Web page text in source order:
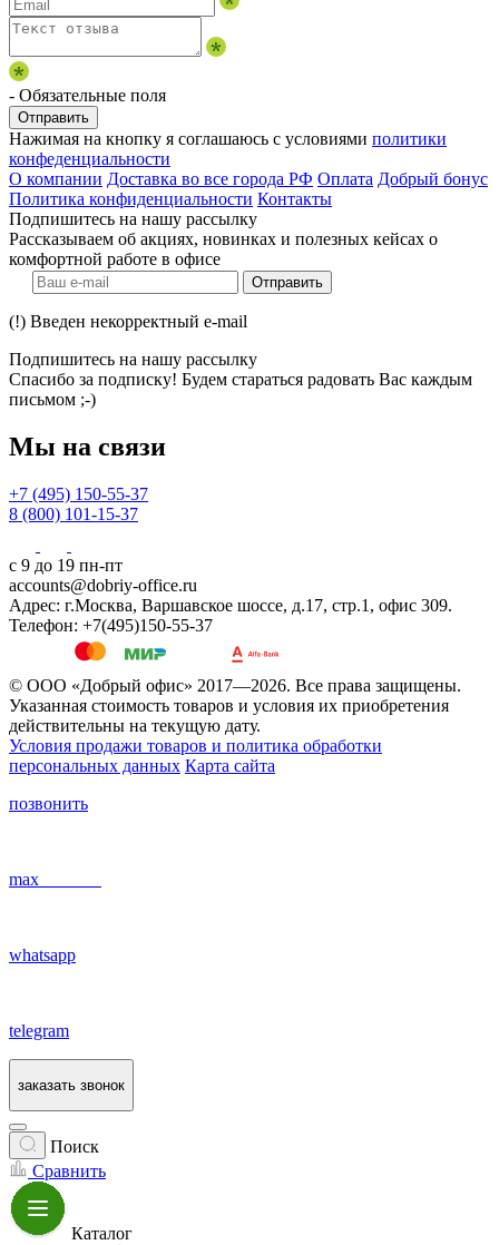
- Обязательные поля
Отправить
Нажимая на кнопку я соглашаюсь с условиями политики
конфеденциальности
О компании Доставка во все города РФ Оплата Добрый бонус
Политика конфиденциальности Контакты
Подпишитесь на нашу рассылку
Рассказываем об акциях, новинках и полезных кейсах о
комфортной работе в офисе
Отправить
(!) Введен некорректный e-mail
Подпишитесь на нашу рассылку
Спасибо за подписку! Будем стараться радовать Вас каждым
письмом ;-)
Мы на связи
+7 (495) 150-55-37
8 (800) 101-15-37
с 9 до 19 пн-пт
accounts@dobriy-office.ru
Адрес: г.Москва, Варшавское шоссе, д.17, стр.1, офис 309.
Телефон: +7(495)150-55-37
© ООО «Добрый офис» 2017—2026. Все права защищены.
Указанная стоимость товаров и условия их приобретения
действительны на текущую дату.
Условия продажи товаров и политика обработки
персональных данных Карта сайта
позвонить
max
whatsapp
telegram
заказать звонок
Поиск
Сравнить
Каталог